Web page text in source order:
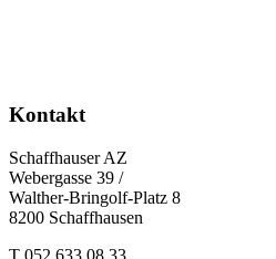
Kontakt
Schaffhauser AZ
Webergasse 39 /
Walther-Bringolf-Platz 8
8200 Schaffhausen
T 052 633 08 33